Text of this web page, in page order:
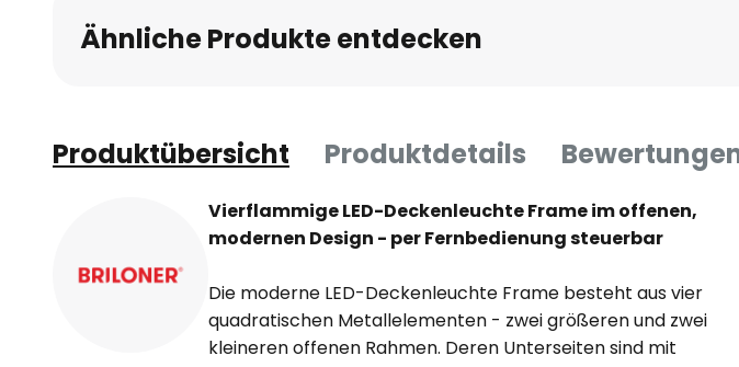
Bildgalerie
springen
Ähnliche Produkte entdecken
Produktübersicht Produktdetails
Vierflammige LED-Deckenleuchte Frame im offenen,
modernen Design - per Fernbedienung steuerbar
Die moderne LED-Deckenleuchte Frame besteht aus vier
quadratischen Metallelementen - zwei größeren und zwei
kleineren offenen Rahmen. Deren Unterseiten sind mit